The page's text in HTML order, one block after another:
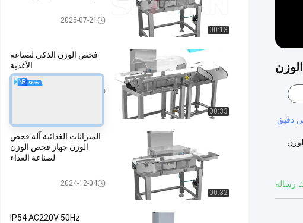
دقيق
رسالة
00:13
2025-07-21
00:33
فحص الوزن الذكي لصناعة
الأغذية
فحص الميزان التلقائي
00:32
الميزانات الغذائية آلة فحص
الوزن جهاز فحص الوزن
لصناعة الغذاء
2024-12-04
IP54 AC220V 50Hz